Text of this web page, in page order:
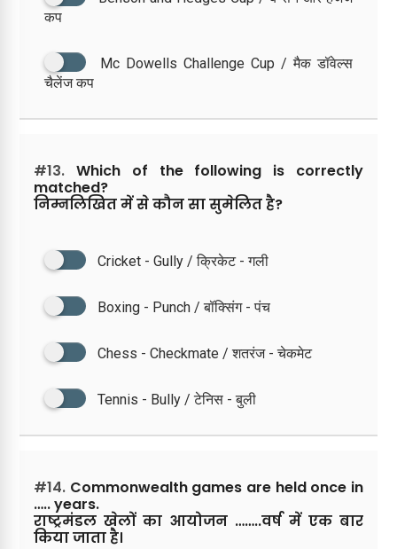
कप
Mc Dowells Challenge Cup / मैक डॉवेल्स
चैलेंज कप
#13. Which of the following is correctly
matched?
निम्नलिखित में से कौन सा सुमेलित है?
Cricket - Gully / क्रिकेट - गली
Boxing - Punch / बॉक्सिंग - पंच
Chess - Checkmate / शतरंज - चेकमेट
Tennis - Bully / टेनिस - बुली
#14. Commonwealth games are held once in
….. years.
राष्ट्रमंडल खेलों का आयोजन ……..वर्ष में एक बार
किया जाता है।